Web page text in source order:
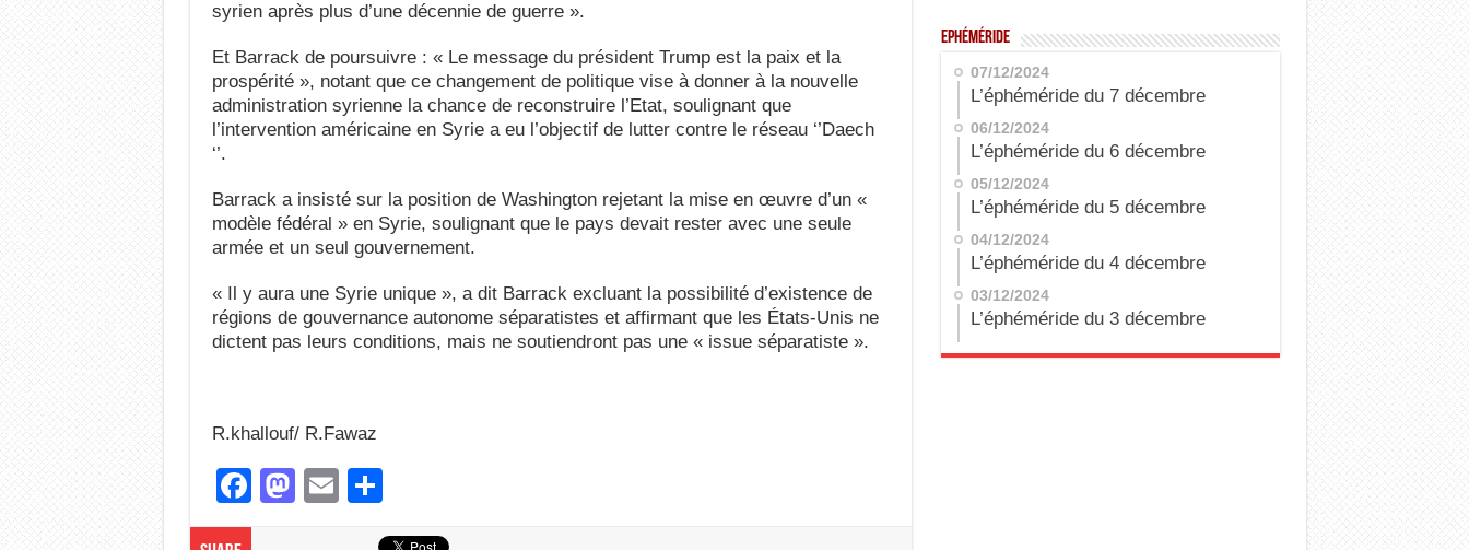
syrien après plus d’une décennie de guerre ».
Et Barrack de poursuivre : « Le message du président Trump est la paix et la
prospérité », notant que ce changement de politique vise à donner à la nouvelle
administration syrienne la chance de reconstruire l’Etat, soulignant que
l’intervention américaine en Syrie a eu l’objectif de lutter contre le réseau ‘’Daech
‘’.
Barrack a insisté sur la position de Washington rejetant la mise en œuvre d’un «
modèle fédéral » en Syrie, soulignant que le pays devait rester avec une seule
armée et un seul gouvernement.
« Il y aura une Syrie unique », a dit Barrack excluant la possibilité d’existence de
régions de gouvernance autonome séparatistes et affirmant que les États-Unis ne
dictent pas leurs conditions, mais ne soutiendront pas une « issue séparatiste ».
R.khallouf/ R.Fawaz
F
a
M
E
Ephéméride
07/12/2024
L’éphéméride du 7 décembre
06/12/2024
L’éphéméride du 6 décembre
05/12/2024
L’éphéméride du 5 décembre
04/12/2024
L’éphéméride du 4 décembre
03/12/2024
L’éphéméride du 3 décembre